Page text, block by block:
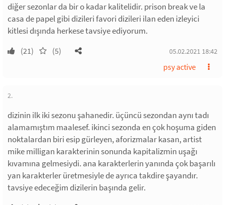
diğer sezonlar da bir o kadar kalitelidir. prison break ve la
casa de papel gibi dizileri favori dizileri ilan eden izleyici
kitlesi dışında herkese tavsiye ediyorum.
(21) (5) 05.02.2021 18:42
psy active
2.
dizinin ilk iki sezonu şahanedir. üçüncü sezondan aynı tadı
alamamıştım maalesef. ikinci sezonda en çok hoşuma giden
noktalardan biri esip gürleyen, aforizmalar kasan, artist
mike milligan karakterinin sonunda kapitalizmin uşağı
kıvamına gelmesiydi. ana karakterlerin yanında çok başarılı
yan karakterler üretmesiyle de ayrıca takdire şayandır.
tavsiye edeceğim dizilerin başında gelir.